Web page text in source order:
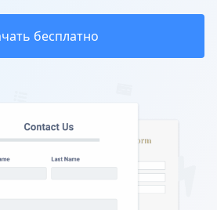
бесплатно